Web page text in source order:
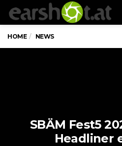
HOME NEWS
SBÄM Fest5
Headliner